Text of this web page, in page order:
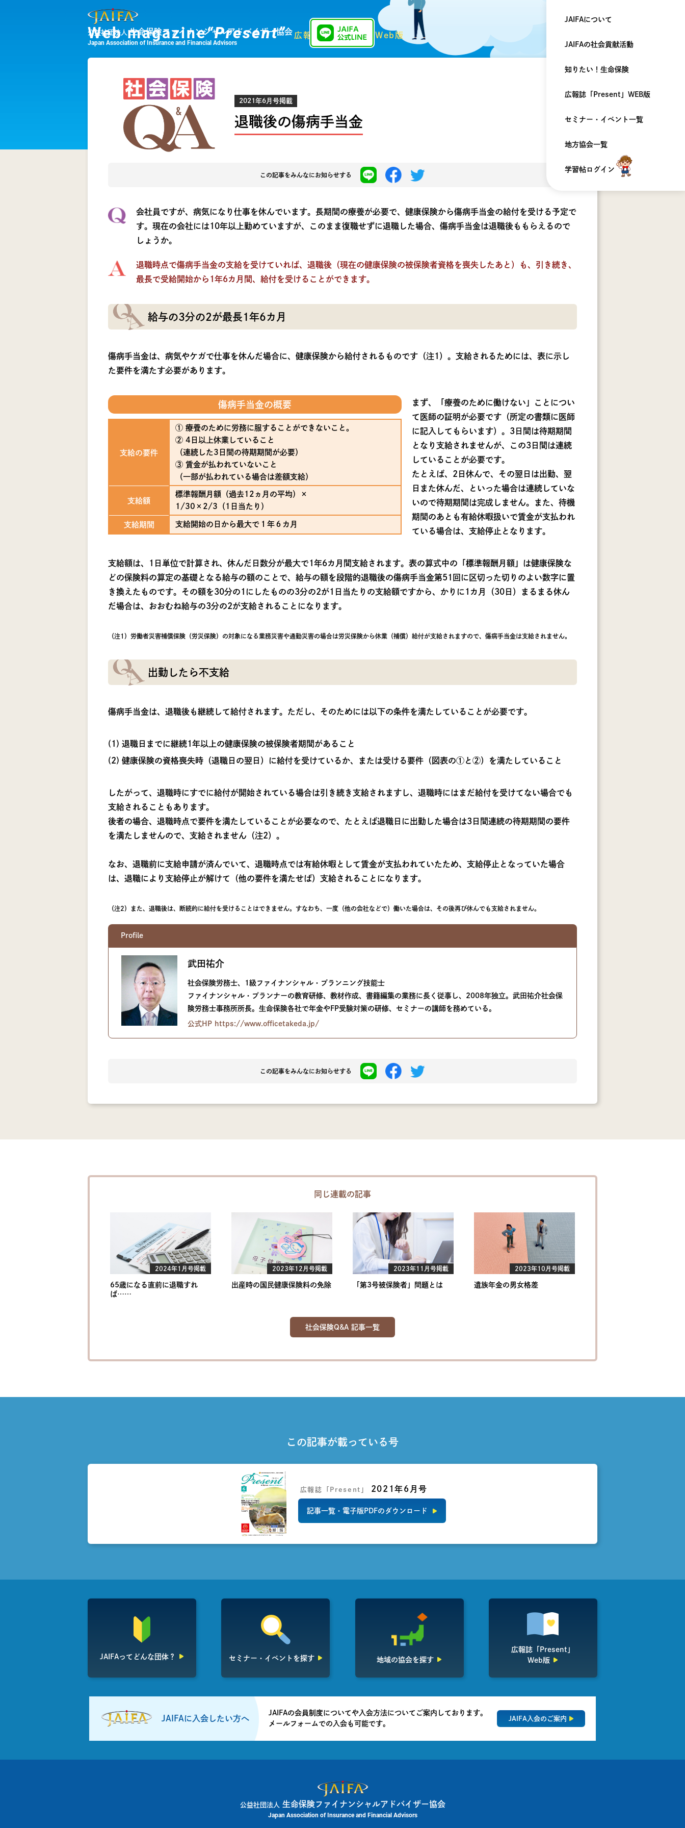
JAIFAについて
JAIFAの社会貢献活動
知りたい！ 生命保険
広報誌「Present」 WEB版
セミナー・ イベント一覧
地方協会一覧
学習帖ログイン
公益社団法人 生命保険ファイナンシャルアドバイザー協会
Japan Association of Insurance and Financial Advisors
Web magazine“Present” 広報誌「Present」Web版
2021年6月号掲載
退職後の傷病手当金
この記事をみんなにお知らせする
会社員ですが、病気になり仕事を休んでいます。長期間の療養が必要で、健康保険から傷病手当金の給付を受ける予定で
す。現在の会社には10年以上勤めていますが、このまま復職せずに退職した場合、傷病手当金は退職後ももらえるので
しょうか。
退職時点で傷病手当金の支給を受けていれば、退職後（現在の健康保険の被保険者資格を喪失したあと）も、引き続き、
最長で受給開始から1年6カ月間、給付を受けることができます。
給与の3分の2が最長1年6カ月
傷病手当金は、病気やケガで仕事を休んだ場合に、健康保険から給付されるものです（注1）。支給されるためには、表に示し
た要件を満たす必要があります。
傷病手当金の概要
支給の要件
① 療養のために労務に服することができないこと。
② 4日以上休業していること
（連続した3日間の待期期間が必要）
③ 賃金が払われていないこと
（一部が払われている場合は差額支給）
支給額
標準報酬月額（過去12ヵ月の平均）×
1/30×2/3（1日当たり）
支給期間 支給開始の日から最大で１年６カ月
まず、「療養のために働けない」ことについ
て医師の証明が必要です（所定の書類に医師
に記入してもらいます）。3日間は待期期間
となり支給されませんが、この3日間は連続
していることが必要です。
たとえば、2日休んで、その翌日は出勤、翌
日また休んだ、といった場合は連続していな
いので待期期間は完成しません。また、待機
期間のあとも有給休暇扱いで賃金が支払われ
ている場合は、支給停止となります。
支給額は、1日単位で計算され、休んだ日数分が最大で1年6カ月間支給されます。表の算式中の「標準報酬月額」は健康保険な
どの保険料の算定の基礎となる給与の額のことで、給与の額を段階的退職後の傷病手当金第51回に区切った切りのよい数字に置
き換えたものです。その額を30分の1にしたものの3分の2が1日当たりの支給額ですから、かりに1カ月（30日）まるまる休ん
だ場合は、おおむね給与の3分の2が支給されることになります。
（注1）労働者災害補償保険（労災保険）の対象になる業務災害や通勤災害の場合は労災保険から休業（補償）給付が支給されますので、傷病手当金は支給されません。
出勤したら不支給
傷病手当金は、退職後も継続して給付されます。ただし、そのためには以下の条件を満たしていることが必要です。
退職日までに継続1年以上の健康保険の被保険者期間があること
健康保険の資格喪失時（退職日の翌日）に給付を受けているか、または受ける要件（図表の①と②）を満たしていること
したがって、退職時にすでに給付が開始されている場合は引き続き支給されますし、退職時にはまだ給付を受けてない場合でも
支給されることもあります。
後者の場合、退職時点で要件を満たしていることが必要なので、たとえば退職日に出勤した場合は3日間連続の待期期間の要件
を満たしませんので、支給されません（注2）。
なお、退職前に支給申請が済んでいて、退職時点では有給休暇として賃金が支払われていたため、支給停止となっていた場合
は、退職により支給停止が解けて（他の要件を満たせば）支給されることになります。
（注2）また、退職後は、断続的に給付を受けることはできません。すなわち、一度（他の会社などで）働いた場合は、その後再び休んでも支給されません。
Profile
武田祐介
社会保険労務士、1級ファイナンシャル・プランニング技能士
ファイナンシャル・プランナーの教育研修、教材作成、書籍編集の業務に長く従事し、2008年独立。武田祐介社会保
険労務士事務所所長。生命保険各社で年金やFP受験対策の研修、セミナーの講師を務めている。
公式HP https://www.officetakeda.jp/
この記事をみんなにお知らせする
同じ連載の記事
2024年1月号掲載
65歳になる直前に退職すれ
ば……
2023年12月号掲載
出産時の国民健康保険料の免除
2023年11月号掲載
「第3号被保険者」問題とは
2023年10月号掲載
遺族年金の男女格差
社会保険Q&A 記事一覧
この記事が載っている号
広報誌「Present」 2021年6月号
記事一覧・電子版PDFのダウンロード
JAIFAって どんな団体？ セミナー・イベント を探す 地域の協会を探す
広報誌「Present」
Web版
JAIFAに入会したい方へ
JAIFAの会員制度についてや入会方法についてご案内しております。
メールフォームでの入会も可能です。
JAIFA入会のご案内
公益社団法人
生命保険ファイナンシャルアドバイザー協会
Japan Association of Insurance and Financial Advisors